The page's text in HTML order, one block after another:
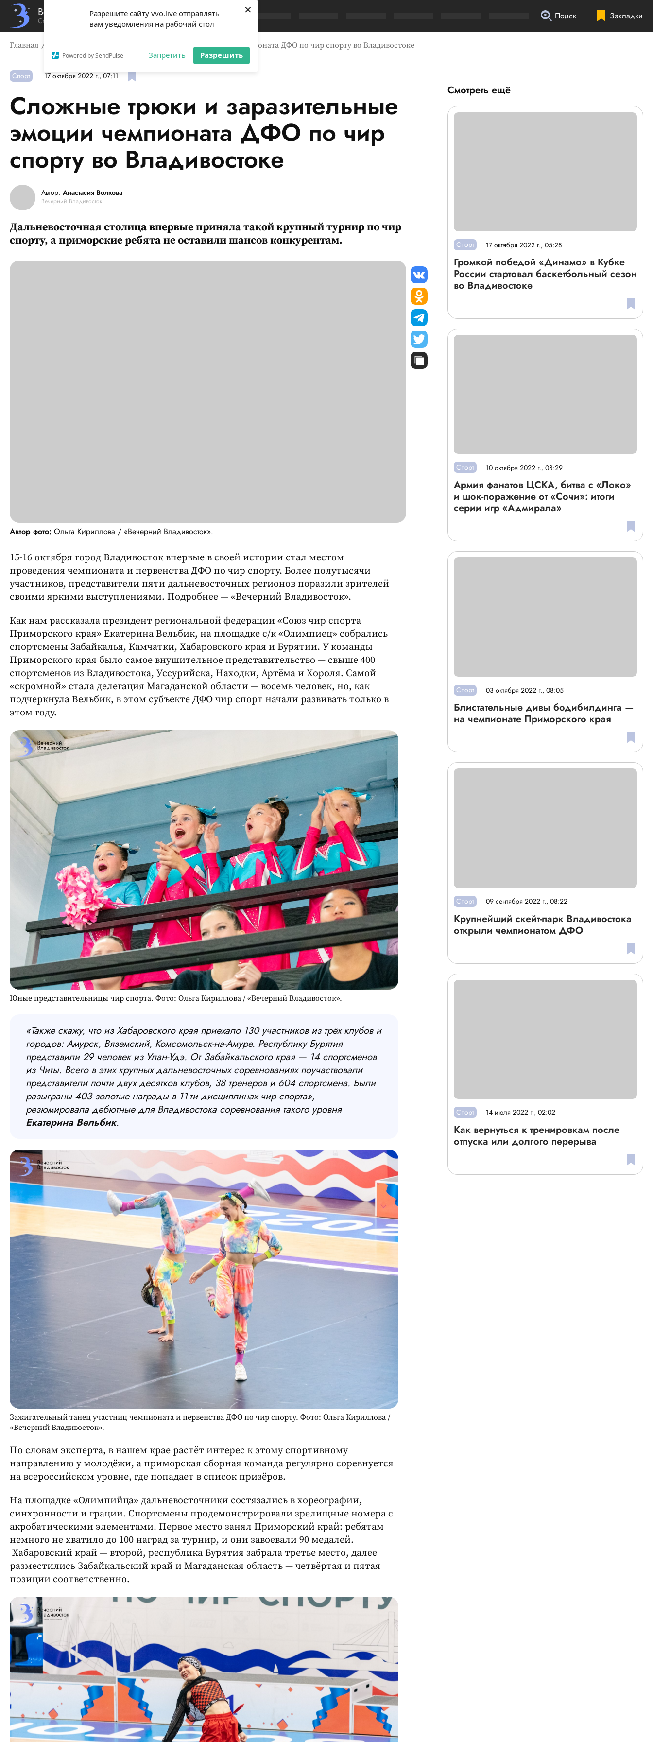
Разрешите сайту vvo.live отправлять
вам уведомления на рабочий стол
Powered by SendPulse Запретить Разрешить
×
Вечерний Владивосток
Стиль жизни твоего города Закладки
Поиск
Главная Сложные трюки и заразительные эмоции чемпионата ДФО по чир спорту во Владивостоке
Спорт 17 октября 2022 г., 07:11
Сложные трюки и заразительные
эмоции чемпионата ДФО по чир
спорту во Владивостоке
Автор: Анастасия Волкова
Вечерний Владивосток
Дальневосточная столица впервые приняла такой крупный турнир по чир
спорту, а приморские ребята не оставили шансов конкурентам.
Автор фото: Ольга Кириллова / «Вечерний Владивосток».
15-16 октября город Владивосток впервые в своей истории стал местом
проведения чемпионата и первенства ДФО по чир спорту. Более полутысячи
участников, представители пяти дальневосточных регионов поразили зрителей
своими яркими выступлениями. Подробнее — «Вечерний Владивосток».
Как нам рассказала президент региональной федерации «Союз чир спорта
Приморского края» Екатерина Вельбик, на площадке с/к «Олимпиец» собрались
спортсмены Забайкалья, Камчатки, Хабаровского края и Бурятии. У команды
Приморского края было самое внушительное представительство — свыше 400
спортсменов из Владивостока, Уссурийска, Находки, Артёма и Хороля. Самой
«скромной» стала делегация Магаданской области — восемь человек, но, как
подчеркнула Вельбик, в этом субъекте ДФО чир спорт начали развивать только в
этом году.
Юные представительницы чир спорта. Фото: Ольга Кириллова / «Вечерний Владивосток».
«Также скажу, что изХабаровского края приехало 130 участников из трёх клубов и
городов: Амурск, Вяземский, Комсомольск-на-Амуре. Республику Бурятия
представили 29 человек из Улан-Удэ. От Забайкальского края — 14 спортсменов
из Читы. Всего в этих крупных дальневосточных соревнованиях поучаствовали
представители почти двух десятков клубов, 38 тренеров и 604 спортсмена. Были
разыграны 403 золотые награды в 11-ти дисциплинах чир спорта», —
резюмировала дебютные для Владивостока соревнования такого уровня
Екатерина Вельбик.
Зажигательный танец участниц чемпионата и первенства ДФО по чир спорту. Фото: Ольга Кириллова /
«Вечерний Владивосток».
По словам эксперта, в нашем крае растёт интерес к этому спортивному
направлению у молодёжи, а приморская сборная команда регулярно соревнуется
на всероссийском уровне, где попадает в список призёров.
На площадке «Олимпийца» дальневосточники состязались в хореографии,
синхронности и грации. Спортсмены продемонстрировали зрелищные номера с
акробатическими элементами. Первое место занял Приморский край: ребятам
немного не хватило до 100 наград за турнир, и они завоевали 90 медалей.
Хабаровский край — второй, республика Бурятия забрала третье место, далее
разместились Забайкальский край и Магаданская область — четвёртая и пятая
позиции соответственно.
Смотреть ещё
Спорт 17 октября 2022 г., 05:28
Громкой победой «Динамо» в Кубке
России стартовал баскетбольный сезон
во Владивостоке
Спорт 10 октября 2022 г., 08:29
Армия фанатов ЦСКА, битва с «Локо»
и шок-поражение от «Сочи»: итоги
серии игр «Адмирала»
Спорт 03 октября 2022 г., 08:05
Блистательные дивы бодибилдинга —
на чемпионате Приморского края
Спорт 09 сентября 2022 г., 08:22
Крупнейший скейт-парк Владивостока
открыли чемпионатом ДФО
Спорт 14 июля 2022 г., 02:02
Как вернуться к тренировкам после
отпуска или долгого перерыва